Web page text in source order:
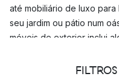
até mobiliário de luxo
seu jardim ou pátio num
móveis de exterior inclui
equipados com